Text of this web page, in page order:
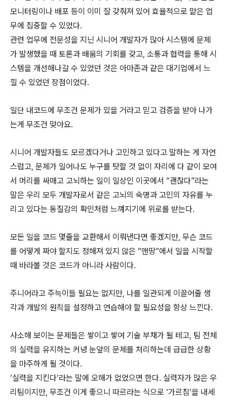
모니터링이나 배포 등이 이미 잘 갖춰져 있어 효율적으로 맡은 업
무에 집중할 수 있었다.
관련 업무에 전문성을 지닌 시니어 개발자가 많아 시스템에 문제
가 발생했을 때 토론과 배움의 기회를 갖고, 소통과 협력을 통해 시
스템을 개선해나갈 수 있었던 것은 아마존과 같은 대기업에서 느
낄 수 있었던 장점이었다.
일단 내코드에 무조건 문제가 있을 거라고 믿고 검증을 받아 나가
는게 무조건 맞아요.
시니어 개발자들도 모르겠다거나 고민하고 있다고 말하는 게 자연
스럽고, 문제가 일어나도 누구를 탓할 것 없이 자리에 다 같이 모여
서 머리를 싸매고 고뇌하는 일이 일상인 이곳에서 “괜찮다”라는
말은 우리 모두 개발자로서 같은 고뇌의 숙명과 고민의 자유를 누
리고 있다는 동질감의 확인처럼 느껴지기에 위로를 받는다.
모든 일을 코드 몇줄을 교환해서 이뤄낸다면 좋겠지만, 무슨 코드
를 어떻게 짜야 할지도 정해져 있지 않은 “맨땅”에서 일을 시작할
때 바라볼 것은 코드가 아니라 사람이다.
주니어라고 주늑이들 필요는 없지만, 나를 일관되게 이끌어줄 생
각과 개발의 원칙을 설정하고 연습해야 할 필요성을 항상 느낀다.
사소해 보이는 문제들은 쌓이고 쌓여 기술 부채가 될 테고, 팀 전체
의 실력을 유지하는 커녕 눈앞의 문제를 처리하는데 급급한 상황
을 마주하게 될 것이다.
‘실력을 지킨다’라는 말에 오해가 없었으면 한다. 실력자가 많은 우
리팀이지만, 무조건 이게 좋으니 따르라는 식으로 ‘가르침’을 내세